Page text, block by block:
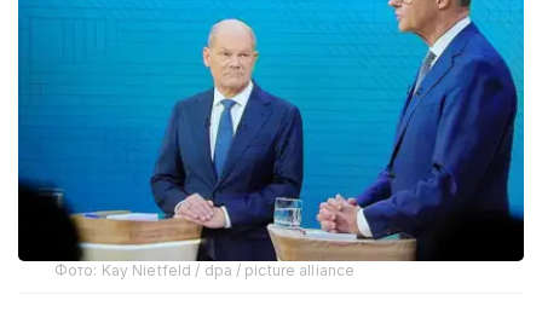
Фото: Kay Nietfeld / dpa / picture alliance